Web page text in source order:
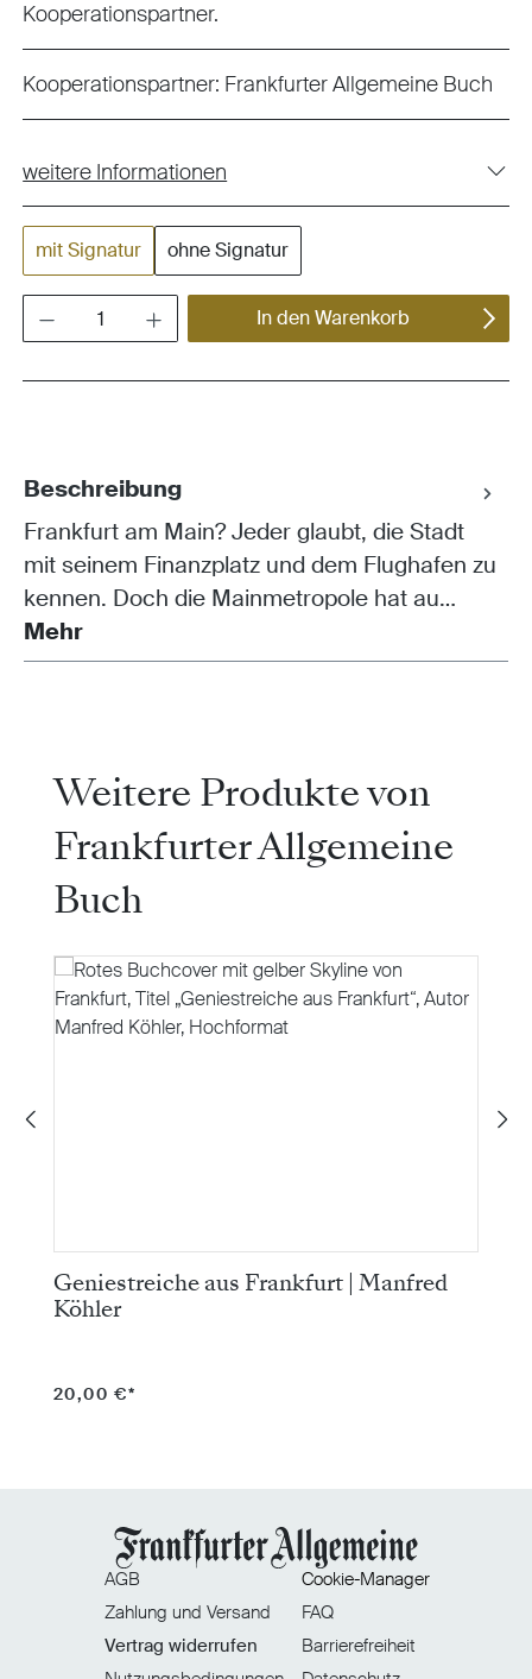
Kooperationspartner.
Kooperationspartner: Frankfurter Allgemeine Buch
weitere Informationen
mit Signatur ohne Signatur
In den Warenkorb
Beschreibung
Frankfurt am Main? Jeder glaubt, die Stadt
mit seinem Finanzplatz und dem Flughafen zu
kennen. Doch die Mainmetropole hat au…
Mehr
Produktgalerie überspringen
Weitere Produkte von
Frankfurter Allgemeine
Buch
Geniestreiche aus Frankfurt | Manfred
Köhler
20,00 €*
AGB
Zahlung und Versand
Vertrag widerrufen
Cookie-Manager
FAQ
Barrierefreiheit